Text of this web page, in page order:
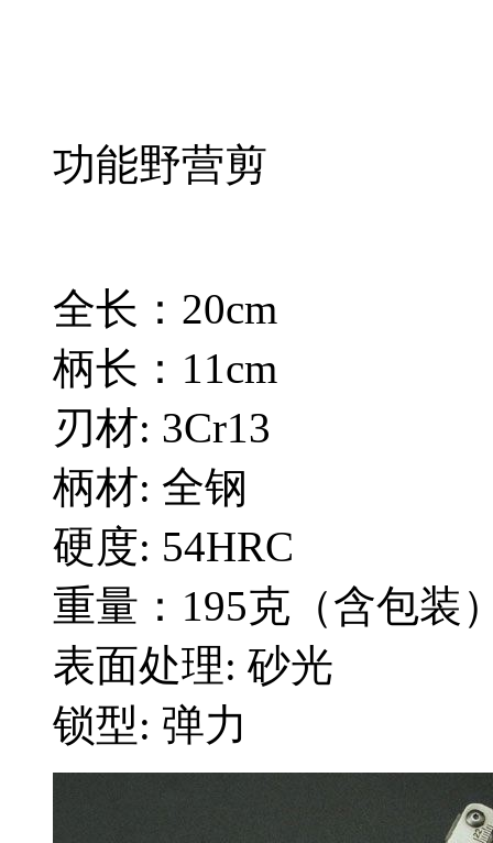
功能野营剪
全长：20cm
柄长：11cm
刃材: 3Cr13
柄材: 全钢
硬度: 54HRC
重量：195克（含包装
表面处理: 砂光
锁型: 弹力